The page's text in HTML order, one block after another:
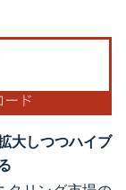
大しつつハイブ